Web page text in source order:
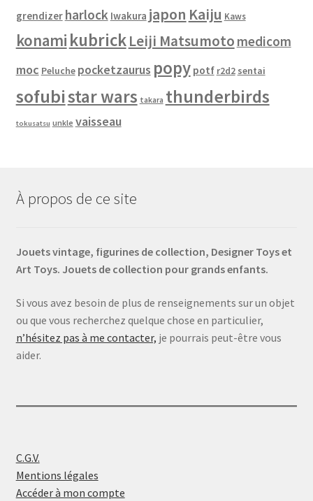
grendizer harlock Iwakura japon Kaiju Kaws
konami kubrickLeiji Matsumoto medicom
moc Peluche pocketzaurus popy potf r2d2 sentai
sofubistar wars takara thunderbirds
tokusatsu unkle vaisseau
À propos de ce site
Jouets vintage, figurines de collection, Designer Toys et
Art Toys. Jouets de collection pour grands enfants.
Si vous avez besoin de plus de renseignements sur un objet
ou que vous recherchez quelque chose en particulier,
n’hésitez pas à me contacter, je pourrais peut-être vous
aider.
C.G.V.
Mentions légales
Accéder à mon compte